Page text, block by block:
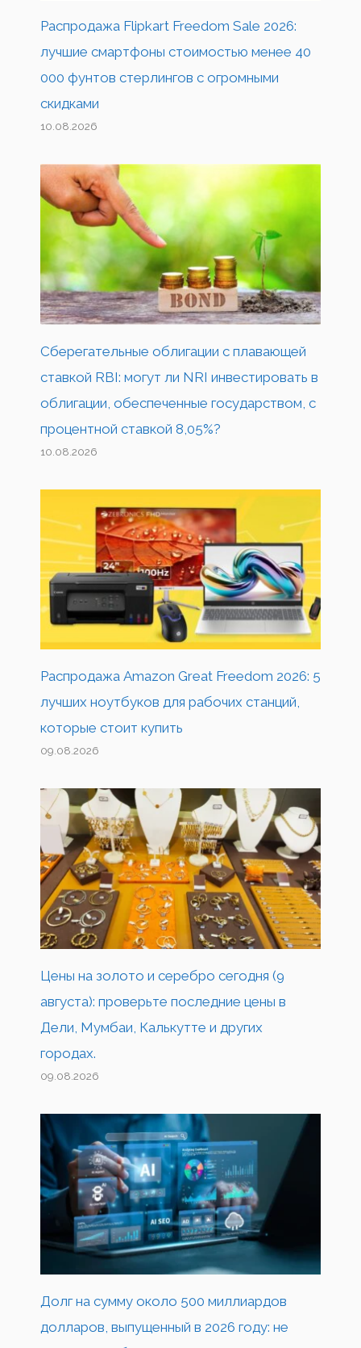
Распродажа Flipkart Freedom Sale 2026:
лучшие смартфоны стоимостью менее 40
000 фунтов стерлингов с огромными
скидками
10.08.2026
Сберегательные облигации с плавающей
ставкой RBI: могут ли NRI инвестировать в
облигации, обеспеченные государством, с
процентной ставкой 8,05%?
10.08.2026
Распродажа Amazon Great Freedom 2026: 5
лучших ноутбуков для рабочих станций,
которые стоит купить
09.08.2026
Цены на золото и серебро сегодня (9
августа): проверьте последние цены в
Дели, Мумбаи, Калькутте и других
городах.
09.08.2026
Долг на сумму около 500 миллиардов
долларов, выпущенный в 2026 году: не